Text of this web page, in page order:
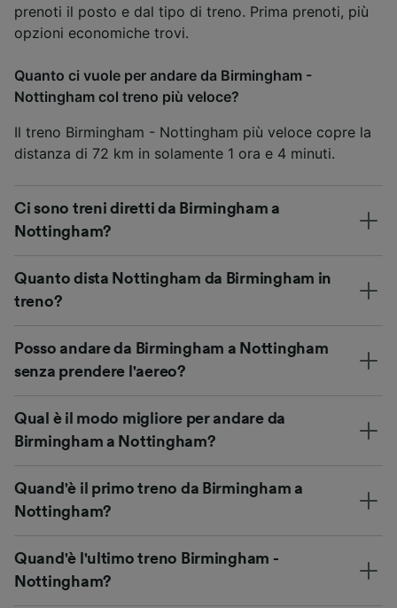
prenoti il posto e dal tipo di treno. Prima prenoti, più
opzioni economiche trovi.
Quanto ci vuole per andare da Birmingham -
Nottingham col treno più veloce?
Il treno Birmingham - Nottingham più veloce copre la
distanza di 72 km in solamente 1 ora e 4 minuti.
Ci sono treni diretti da Birmingham a
Nottingham?
Quanto dista Nottingham da Birmingham in
treno?
Posso andare da Birmingham a Nottingham
senza prendere l'aereo?
Qual è il modo migliore per andare da
Birmingham a Nottingham?
Quand'è il primo treno da Birmingham a
Nottingham?
Quand'è l'ultimo treno Birmingham -
Nottingham?